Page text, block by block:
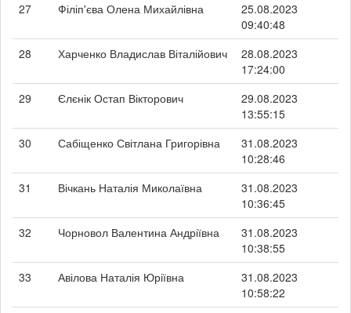
27
Філіп'єва Олена Михайлівна
25.08.2023
09:40:48
28
Харченко Владислав Віталійович
28.08.2023
17:24:00
29
Єлєнік Остап Вікторович
29.08.2023
13:55:15
30
Сабіщенко Світлана Григорівна
31.08.2023
10:28:46
31
Вічкань Наталія Миколаївна
31.08.2023
10:36:45
32
Чорновол Валентина Андріївна
31.08.2023
10:38:55
33
Авілова Наталія Юріївна
31.08.2023
10:58:22